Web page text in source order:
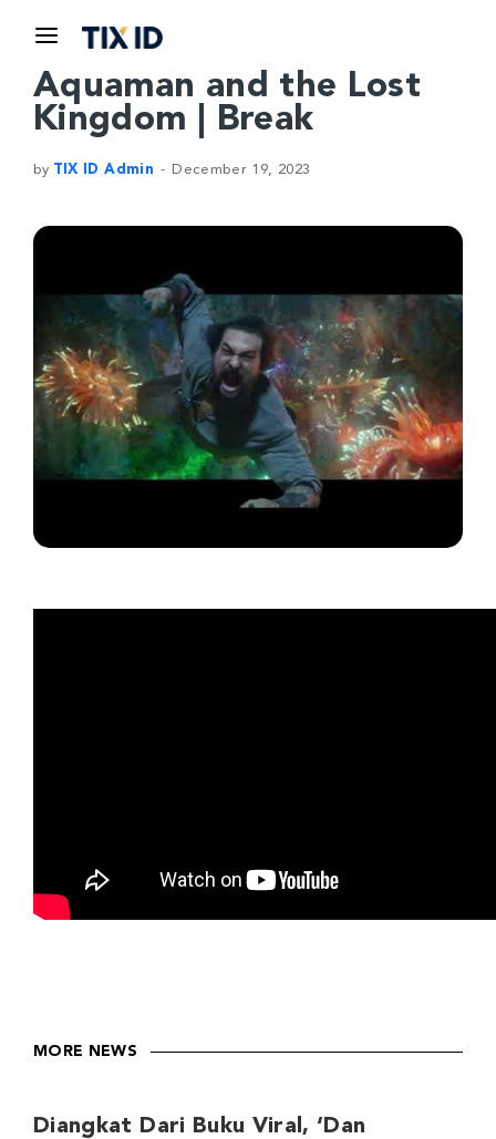
Aquaman and the Lost
Kingdom | Break
by TIX ID Admin December 19, 2023
MORE NEWS
Diangkat Dari Buku Viral, ‘Dan